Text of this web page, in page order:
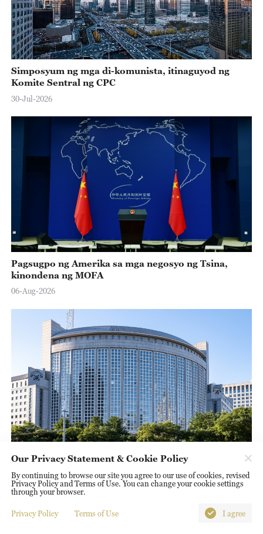
Simposyum ng mga di-komunista, itinaguyod ng
Komite Sentral ng CPC
30-Jul-2026
Pagsugpo ng Amerika sa mga negosyo ng Tsina,
kinondena ng MOFA
06-Aug-2026
Solemnang representasyon hinggil sa bagong
06-Aug-2026
Our Privacy Statement & Cookie Policy
By continuing to browse our site you agree to our use of cookies, revised
Privacy Policy and Terms of Use. You can change your cookie settings
through your browser.
Privacy Policy Terms of Use I agree